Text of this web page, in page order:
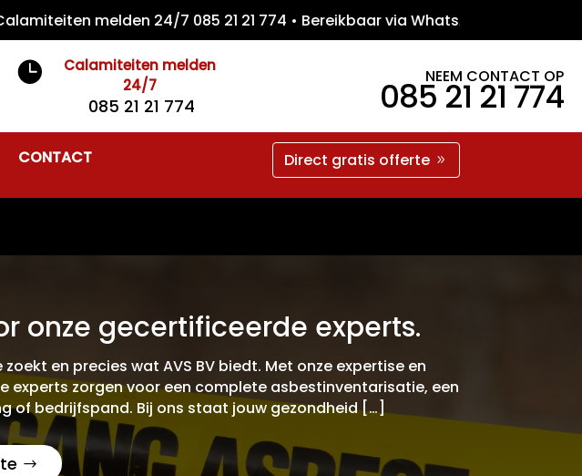
melden 24/7 085 21 21 774 • Bereikbaar via WhatsApp

Calamiteiten melden
24/7
085 21 21 774
NEEM CONTACT OP
085 21 21 774
CONTACT Direct gratis offerte
onze gecertificeerde experts.
en precies wat AVS BV biedt. Met onze expertise en
experts zorgen voor een complete asbestinventarisatie, een
of bedrijfspand. Bij ons staat jouw gezondheid […]